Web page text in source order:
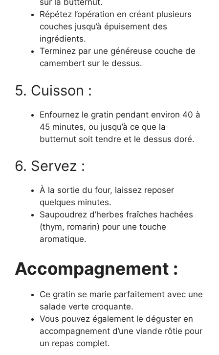
sur la butternut.
Répétez l’opération en créant plusieurs
couches jusqu’à épuisement des
ingrédients.
Terminez par une généreuse couche de
camembert sur le dessus.
5. Cuisson :
Enfournez le gratin pendant environ 40 à
45 minutes, ou jusqu’à ce que la
butternut soit tendre et le dessus doré.
6. Servez :
À la sortie du four, laissez reposer
quelques minutes.
Saupoudrez d’herbes fraîches hachées
(thym, romarin) pour une touche
aromatique.
Accompagnement :
Ce gratin se marie parfaitement avec une
salade verte croquante.
Vous pouvez également le déguster en
accompagnement d’une viande rôtie pour
un repas complet.